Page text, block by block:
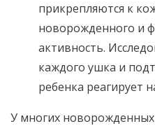
прикрепляются к
новорожденного и
активность.
каждого ушка и
ребенка реагирует
У многих